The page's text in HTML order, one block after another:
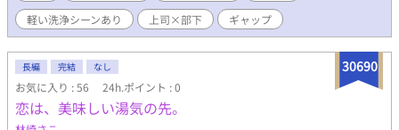
軽い洗浄シーンあり
上司×部下 ギャップ
30690
長編 完結 なし
お気に入り : 56 24h.ポイント : 0
恋は、美味しい湯気の先。